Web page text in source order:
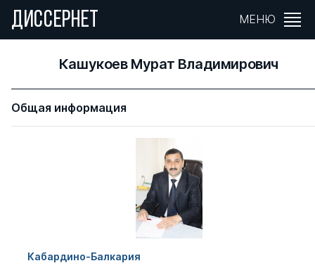
ДИССЕРНЕТ МЕНЮ
Кашукоев Мурат Владимирович
Общая информация
Кабардино-Балкария